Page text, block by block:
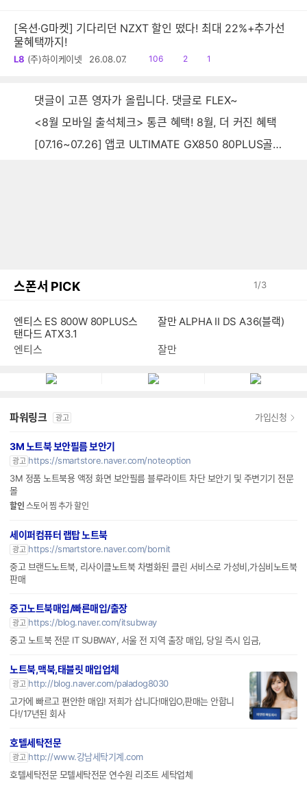
[옥션·G마켓] 기다리던 NZXT 할인 떴다! 최대 22%+추가선
물혜택까지!
L8 (주)하이케이넷 26.08.07.
읽
106
공
2
댓1
댓글이 고픈 영자가 올립니다. 댓글로 FLEX~
<8월 모바일 출석체크> 통큰 혜택! 8월, 더 커진 혜택
[07.16~07.26] 앱코 ULTIMATE GX850 80PLUS골드 풀모듈러 ATX3.0 블랙
스폰서 PICK 1/3
엔티스 ES 800W 80PLUS스
탠다드 ATX3.1
엔티스
잘만 ALPHA II DS A36(블랙)
잘만
파워링크 광고 가입신청
3M 노트북 보안필름 보안기
광고 https://smartstore.naver.com/noteoption
3M 정품 노트북용 액정 화면 보안필름 블루라이트 차단 보안기 및 주변기기 전문
몰
할인 스토어 찜 추가 할인
세이퍼컴퓨터 랩탑 노트북
광고 https://smartstore.naver.com/bornit
중고 브랜드노트북, 리사이클노트북 차별화된 클린 서비스로 가성비,가심비노트북
판매
중고노트북매입/빠른매입/출장
광고 https://blog.naver.com/itsubway
중고 노트북 전문 IT SUBWAY, 서울 전 지역 출장 매입, 당일 즉시 입금,
노트북,맥북,태블릿 매입업체
광고 http://blog.naver.com/paladog8030
고가에 빠르고 편안한 매입! 저희가 삽니다!매입O,판매는 안합니
다!/17년된 회사
호텔세탁전문
광고 http://www.강남세탁기계.com
호텔세탁전문 모텔세탁전문 연수원 리조트 세탁업체